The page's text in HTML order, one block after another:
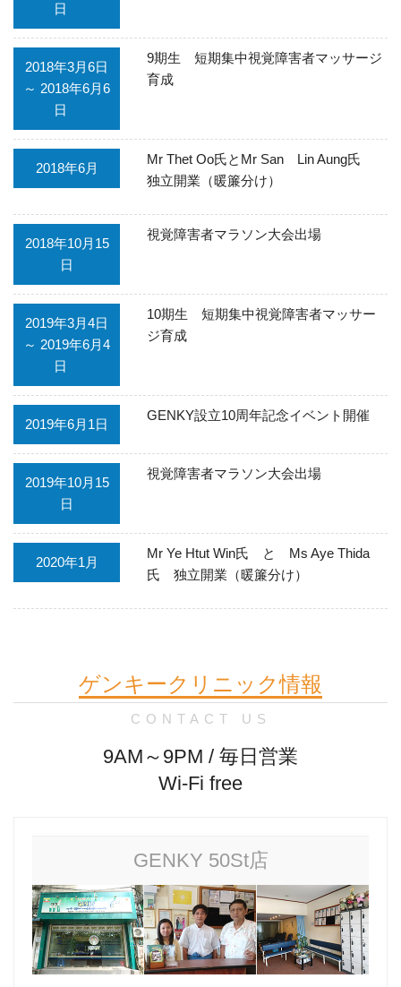
日
2018年3月6日
～ 2018年6月6
日
9期生 短期集中視覚障害者マッサージ
育成
2018年6月
Mr Thet Oo氏とMr San Lin Aung氏
独立開業（暖簾分け）
2018年10月15
日
視覚障害者マラソン大会出場
2019年3月4日
～ 2019年6月4
日
10期生 短期集中視覚障害者マッサー
ジ育成
2019年6月1日
GENKY設立10周年記念イベント開催
2019年10月15
日
視覚障害者マラソン大会出場
2020年1月
Mr Ye Htut Win氏 と Ms Aye Thida
氏 独立開業（暖簾分け）
ゲンキークリニック情報
CONTACT US
9AM～9PM / 毎日営業
Wi-Fi free
GENKY 50St店